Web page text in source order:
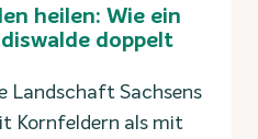
heilen: Wie ein
doppelt
Landschaft Sachsens
Kornfeldern als mit